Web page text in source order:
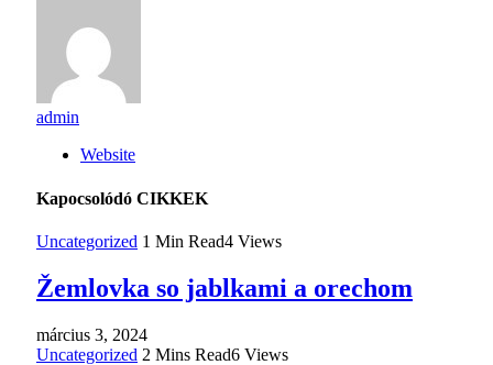
admin
Website
Kapocsolódó CIKKEK
Uncategorized 1 Min Read4 Views
Žemlovka so jablkami a orechom
március 3, 2024
Uncategorized 2 Mins Read6 Views